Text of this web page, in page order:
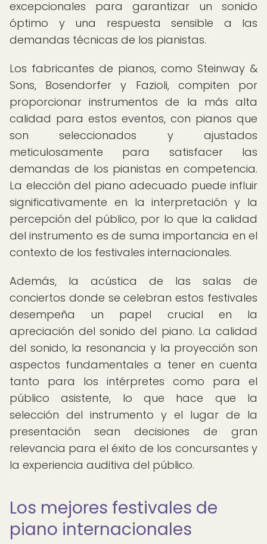
excepcionales para garantizar un sonido
óptimo y una respuesta sensible a las
demandas técnicas de los pianistas.
Los fabricantes de pianos, como Steinway &
Sons, Bosendorfer y Fazioli, compiten por
proporcionar instrumentos de la más alta
calidad para estos eventos, con pianos que
son seleccionados y ajustados
meticulosamente para satisfacer las
demandas de los pianistas en competencia.
La elección del piano adecuado puede influir
significativamente en la interpretación y la
percepción del público, por lo que la calidad
del instrumento es de suma importancia en el
contexto de los festivales internacionales.
Además, la acústica de las salas de
conciertos donde se celebran estos festivales
desempeña un papel crucial en la
apreciación del sonido del piano. La calidad
del sonido, la resonancia y la proyección son
aspectos fundamentales a tener en cuenta
tanto para los intérpretes como para el
público asistente, lo que hace que la
selección del instrumento y el lugar de la
presentación sean decisiones de gran
relevancia para el éxito de los concursantes y
la experiencia auditiva del público.
Los mejores festivales de
piano internacionales